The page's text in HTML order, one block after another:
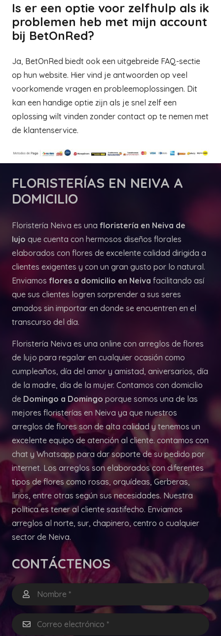
Is er een optie voor zelfhulp als ik
problemen heb met mijn account
bij BetOnRed?
Ja, BetOnRed biedt ook een uitgebreide FAQ-sectie
op hun website. Hier vind je antwoorden op veel
voorkomende vragen en probleemoplossingen. Dit
kan een handige optie zijn als je snel zelf een
oplossing wilt vinden zonder contact op te nemen met
de klantenservice.
FLORISTERÍAS EN NEIVA A
DOMICILIO
Floristería Neiva es una floristería en Neiva de
lujo que cuenta con hermosos diseños florales
elaborados con flores de excelente calidad dirigida a
clientes exigentes y con un gran gusto por lo natural.
Enviamos flores a domicilio en Neiva facilitando así
que sus clientes logren sorprender a sus seres
amados sin importar en donde se encuentren en el
transcurso del día.
Floristería Neiva es una online con arreglos de flores
de lujo para regalar en cualquier ocasión como
cumpleaños, día del amor y amistad, aniversarios, día
de la madre, día de la mujer. Contamos con domicilio
de Domingo a Domingo porque somos una de las
mejores floristerías en Neiva ya que nuestros
arreglos de flores son de alta calidad y tenemos un
excelente equipo de atención al cliente. contamos con
chat y Whatsapp para dar soporte de su pedido por
internet. Los arreglos son elaborados con diferentes
tipos de flores como rosas, orquídeas, Gerberas,
lirios, entre otras según sus necesidades. Nuestra
política es tener al cliente sastifecho. Enviamos
arreglos al norte, sur, chapinero, centro o cualquier
sector de Neiva.
CONTÁCTENOS